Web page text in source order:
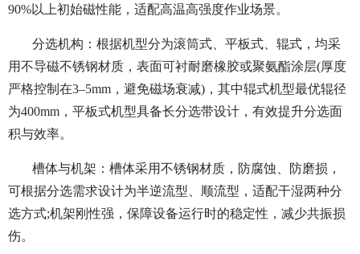
90%以上初始磁性能，适配高温高强度作业场景。
分选机构：根据机型分为滚筒式、平板式、辊式，均采
用不导磁不锈钢材质，表面可衬耐磨橡胶或聚氨酯涂层(厚度
严格控制在3–5mm，避免磁场衰减)，其中辊式机型最优辊径
为400mm，平板式机型具备长分选带设计，有效提升分选面
积与效率。
槽体与机架：槽体采用不锈钢材质，防腐蚀、防磨损，
可根据分选需求设计为半逆流型、顺流型，适配干湿两种分
选方式;机架刚性强，保障设备运行时的稳定性，减少共振损
伤。